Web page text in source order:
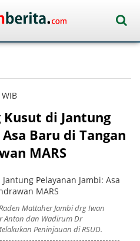
di Jantung
Baru di Tangan
MARS
Mattaher Jambi drg Iwan
Anton dan Wadirum Dr
Peninjauan di RSUD.